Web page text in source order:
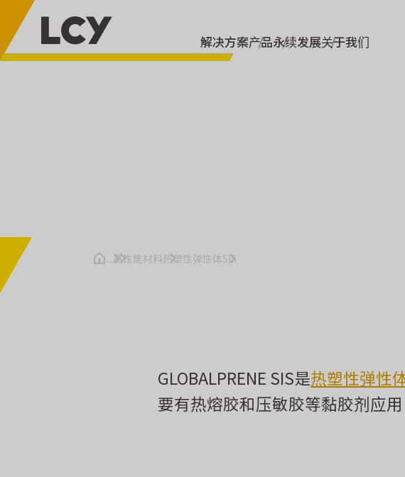
解决方案产品永续发展关于我们
...高性能材料热塑性弹性体SIS
GLOBALPRENE SIS是热塑性弹性
要有热熔胶和压敏胶等黏胶剂应用